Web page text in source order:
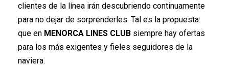
clientes de la línea irán descubriendo continuamente
para no dejar de sorprenderles. Tal es la propuesta:
que en MENORCA LINES CLUB siempre hay ofertas
para los más exigentes y fieles seguidores de la
naviera.